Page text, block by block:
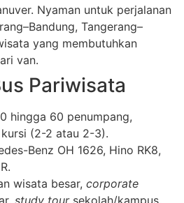
Nyaman untuk perjalanan
Tangerang–
yang membutuhkan
van.
Pariwisata
hingga 60 penumpang,
(2-2 atau 2-3).
Benz OH 1626, Hino RK8,
wisata besar, corporate
study toursekolah/kampus,